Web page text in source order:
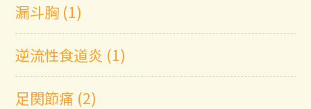
漏斗胸 (1)
逆流性食道炎 (1)
足関節痛 (2)